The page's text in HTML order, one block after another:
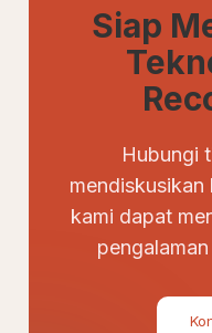
Siap
Hubungi
kami dapat